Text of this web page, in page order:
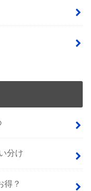
分け
得？